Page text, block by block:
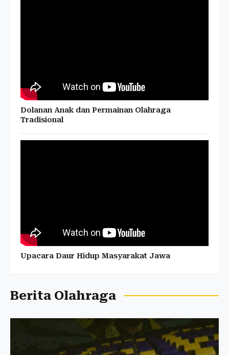
Dolanan Anak dan Permainan Olahraga
Tradisional
Upacara Daur Hidup Masyarakat Jawa
Berita Olahraga